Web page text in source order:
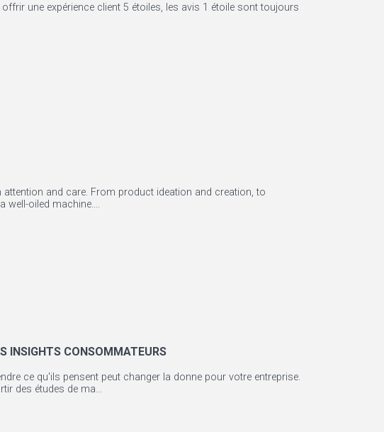
une expérience client 5 étoiles, les avis 1 étoile sont toujours
and care. From product ideation and creation, to
well-oiled machine....
INSIGHTS CONSOMMATEURS
ce qu'ils pensent peut changer la donne pour votre entreprise.
des études de ma...